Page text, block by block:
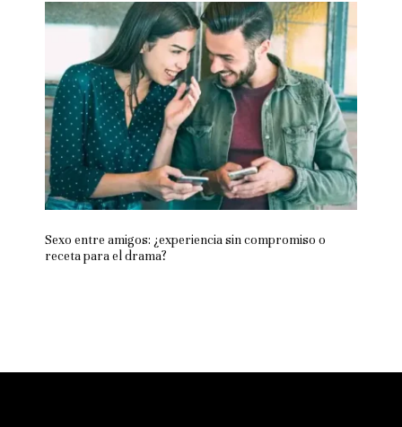
Sexo entre amigos: ¿experiencia sin compromiso o
receta para el drama?